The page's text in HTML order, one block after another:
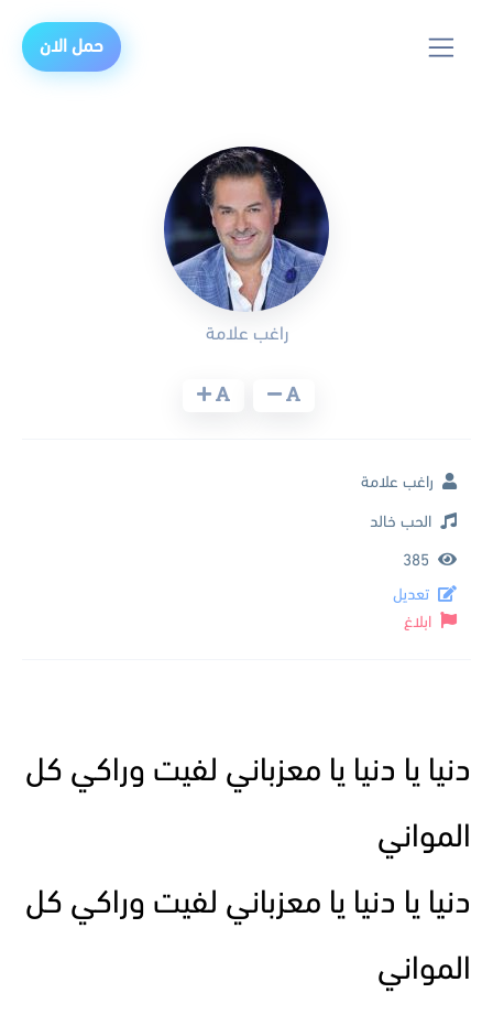
حمل الان
دنيا يا دنيا يا معزباني لفيت وراكي كل
المواني
دنيا يا دنيا يا معزباني لفيت وراكي كل
المواني
راغب علامة
راغب علامة
الحب خالد
385
تعديل
ابلاغ